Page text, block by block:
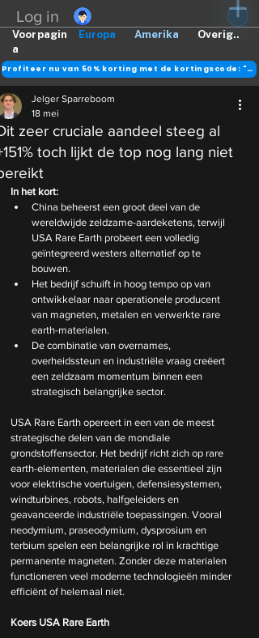
Log in
Europa Amerika Overig..
Voorpagin
a
Profiteer nu van 50% korting met de kortingscode: "DANK"
zeer cruciale aandeel steeg al
toch lijkt de top nog lang niet
Jelger Sparreboom
18 mei
In het kort:
China beheerst een groot deel van de
wereldwijde zeldzame-aardeketens, terwijl
USA Rare Earth probeert een volledig
geïntegreerd westers alternatief op te
bouwen.
Het bedrijf schuift in hoog tempo op van
ontwikkelaar naar operationele producent
van magneten, metalen en verwerkte rare
earth-materialen.
De combinatie van overnames,
overheidssteun en industriële vraag creëert
een zeldzaam momentum binnen een
strategisch belangrijke sector.
USA Rare Earth opereert in een van de meest
strategische delen van de mondiale
grondstoffensector. Het bedrijf richt zich op rare
earth-elementen, materialen die essentieel zijn
voor elektrische voertuigen, defensiesystemen,
windturbines, robots, halfgeleiders en
geavanceerde industriële toepassingen. Vooral
neodymium, praseodymium, dysprosium en
terbium spelen een belangrijke rol in krachtige
permanente magneten. Zonder deze materialen
functioneren veel moderne technologieën minder
efficiënt of helemaal niet.
Koers USA Rare Earth